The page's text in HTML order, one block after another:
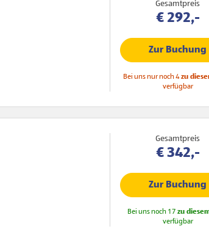
Gesamtpreis
€ 292,-
Zur Buchung
Bei uns nur noch 4zu
verfügbar
Gesamtpreis
€ 342,-
Zur Buchung
Bei uns noch 17 zu
verfügbar